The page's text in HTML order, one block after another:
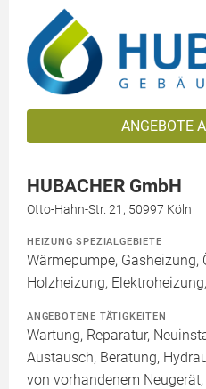
ANGEBOTE
HUBACHER GmbH
Otto-Hahn-Str. 21, 50997 Köln
HEIZUNG SPEZIALGEBIETE
Wärmepumpe, Gasheizung,
Holzheizung,
ANGEBOTENE TÄTIGKEITEN
Wartung, Reparatur,
Austausch, Beratung,
von vorhandenem